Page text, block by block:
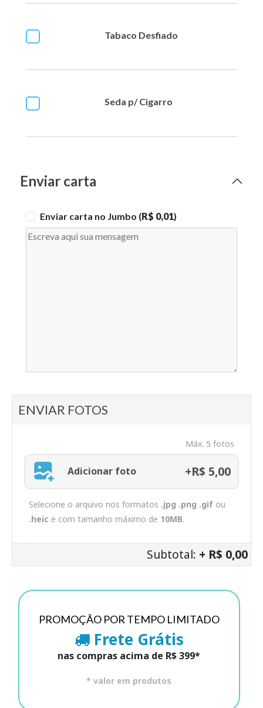
Tabaco Desfiado
Seda p/ Cigarro
Enviar carta
Enviar carta no Jumbo (R$ 0,01)
ENVIAR FOTOS
Máx. 5 fotos
Adicionar foto +R$ 5,00
Selecione o arquivo nos formatos .jpg .png .gif ou
.heic e com tamanho máximo de 10MB.
Subtotal: + R$ 0,00
PROMOÇÃO POR TEMPO LIMITADO
Frete Grátis
nas compras acima de R$ 399*
* valor em produtos